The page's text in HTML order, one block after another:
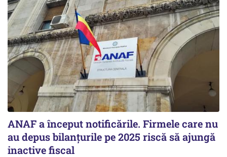
ANAF a început notificările. Firmele care nu
au depus bilanțurile pe 2025 riscă să ajungă
inactive fiscal